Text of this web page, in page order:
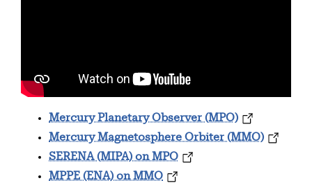
Mercury Planetary Observer (MPO)
Mercury Magnetosphere Orbiter (MMO)
SERENA (MIPA) on MPO
MPPE (ENA) on MMO